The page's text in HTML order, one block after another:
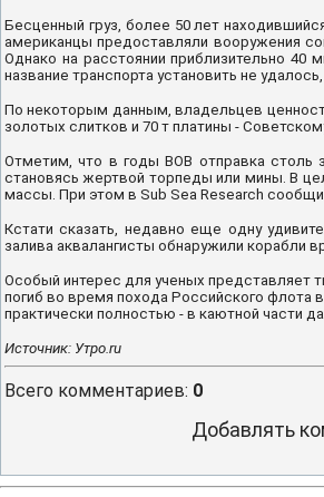
Бесценный груз, более 50 лет
американцы предоставляли вооружения
Однако на расстоянии приблизительно 40
название транспорта установить не
По некоторым данным, владельцев
золотых слитков и 70 т платины -
Отметим, что в годы ВОВ отправка столь
становясь жертвой торпеды или мины. В
массы. При этом в Sub Sea Research
Кстати сказать, недавно еще одну
залива аквалангисты обнаружили корабли
Особый интерес для ученых представляет
погиб во время похода Российского флота
практически полностью - в каютной части
Источник: Утро.ru
Всего комментариев: 0
Добавлять